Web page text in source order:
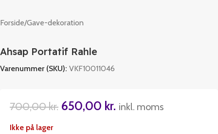
Forside/Gave-dekoration
Ahsap Portatif Rahle
Varenummer (SKU): VKF10011046
700,00kr. 650,00 kr. inkl. moms
Ikke på lager